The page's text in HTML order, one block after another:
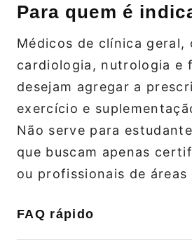
Para quem é
Médicos de clínica geral,
cardiologia, nutrologia e
desejam agregar a
exercício e
Não serve para
que buscam apenas
ou profissionais de áreas
FAQ rápido